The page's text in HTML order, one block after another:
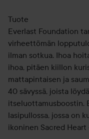
Tuote
Everlast Foundation
virheettömän
ilman sotkua. Ihoa
ihoa, pitäen kiillon
mattapintaisen ja
40 sävyssä, joista
itseluottamusboostin.
lasipullossa, jossa on
ikoninen Sacred Heart